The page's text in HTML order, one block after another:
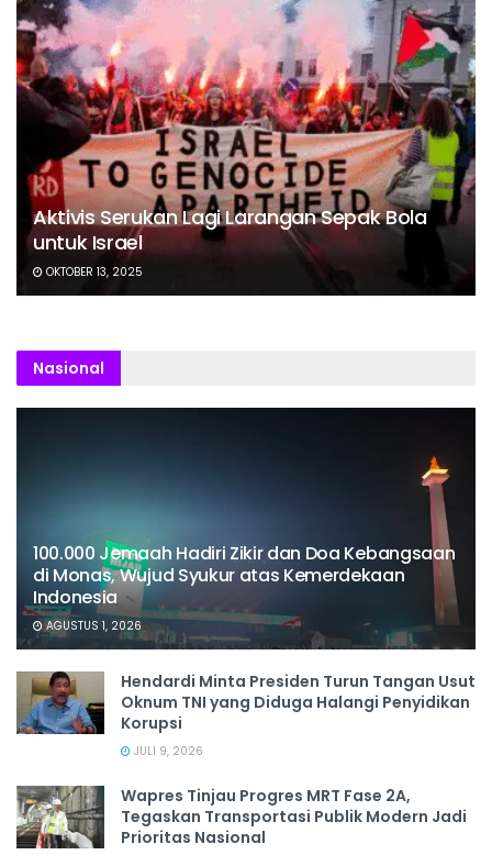
Aktivis Serukan Lagi Larangan Sepak Bola
untuk Israel
OKTOBER 13, 2025
Nasional
100.000 Jemaah Hadiri Zikir dan Doa Kebangsaan
di Monas, Wujud Syukur atas Kemerdekaan
Indonesia
AGUSTUS 1, 2026
Hendardi Minta Presiden Turun Tangan Usut
Oknum TNI yang Diduga Halangi Penyidikan
Korupsi
JULI 9, 2026
Wapres Tinjau Progres MRT Fase 2A,
Tegaskan Transportasi Publik Modern Jadi
Prioritas Nasional